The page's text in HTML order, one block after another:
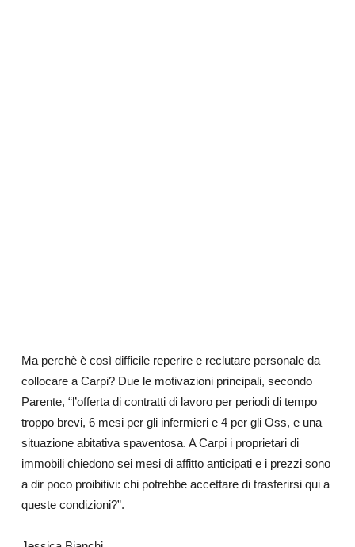
Ma perchè è così difficile reperire e reclutare personale da
collocare a Carpi? Due le motivazioni principali, secondo
Parente, “l’offerta di contratti di lavoro per periodi di tempo
troppo brevi, 6 mesi per gli infermieri e 4 per gli Oss, e una
situazione abitativa spaventosa. A Carpi i proprietari di
immobili chiedono sei mesi di affitto anticipati e i prezzi sono
a dir poco proibitivi: chi potrebbe accettare di trasferirsi qui a
queste condizioni?”.